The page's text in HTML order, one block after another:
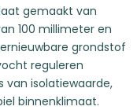
gemaakt van
100 millimeter en
grondstof
reguleren
van isolatiewaarde,
binnenklimaat.